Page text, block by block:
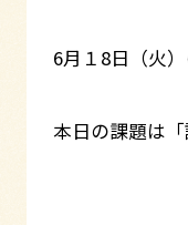
6月１8日（火
本日の課題は